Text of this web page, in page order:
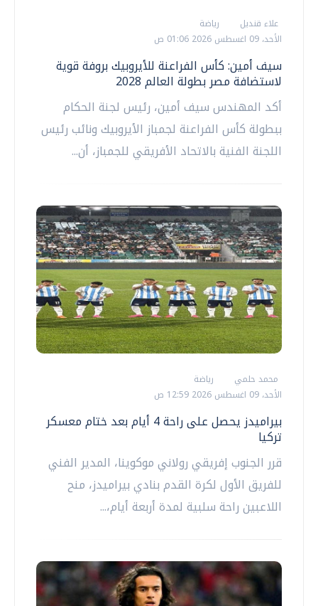
علاء قنديل
رياضة
الأحد، 09 اغسطس 2026 01:06 ص
سيف أمين: كأس الفراعنة للأيروبيك بروفة قوية
لاستضافة مصر بطولة العالم 2028
أكد المهندس سيف أمين، رئيس لجنة الحكام
ببطولة كأس الفراعنة لجمباز الأيروبيك ونائب رئيس
اللجنة الفنية بالاتحاد الأفريقي للجمباز، أن...
محمد حلمي
رياضة
الأحد، 09 اغسطس 2026 12:59 ص
بيراميدز يحصل على راحة 4 أيام بعد ختام معسكر
تركيا
قرر الجنوب إفريقي رولاني موكوينا، المدير الفني
للفريق الأول لكرة القدم بنادي بيراميدز، منح
اللاعبين راحة سلبية لمدة أربعة أيام،...